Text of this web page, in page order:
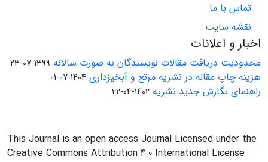
تماس با ما
نقشه سایت
اخبار و اعلانات
محدودیت دریافت مقالات نویسندگان به صورت سالانه 1399-07-23
هزینه چاپ مقاله در نشریه مرتع و آبخیزداری 1404-07-01
راهنمای نگارش جدید نشریه 1402-04-22
This Journal is an open access Journal Licensed under the
Creative Commons Attribution 4.0 International License